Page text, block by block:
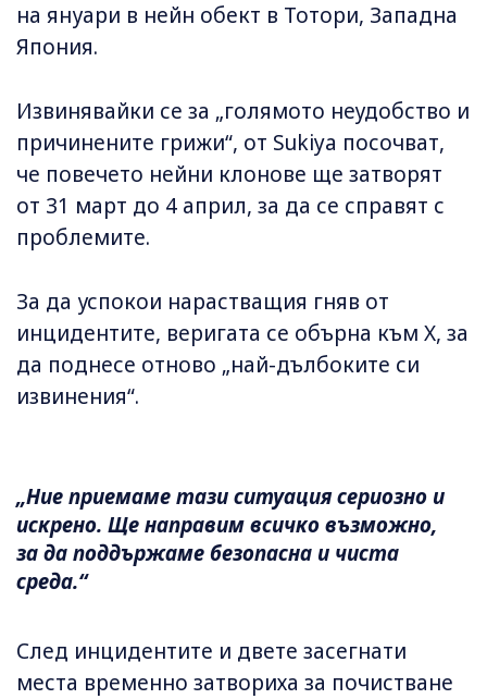
на януари в нейн обект в Тотори, Западна
Япония.
Извинявайки се за „голямото неудобство и
причинените грижи“, от Sukiya посочват,
че повечето нейни клонове ще затворят
от 31 март до 4 април, за да се справят с
проблемите.
За да успокои нарастващия гняв от
инцидентите, веригата се обърна към X, за
да поднесе отново „най-дълбоките си
извинения“.
„Ние приемаме тази ситуация сериозно и
искрено. Ще направим всичко възможно,
за да поддържаме безопасна и чиста
среда.“
След инцидентите и двете засегнати
места временно затвориха за почистване